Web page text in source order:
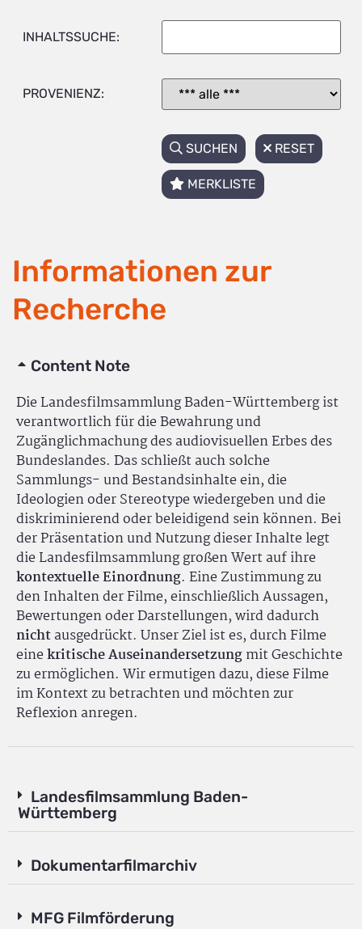
INHALTSSUCHE:
PROVENIENZ:
SUCHEN RESET
MERKLISTE
Informationen zur
Recherche
Content Note
Die Landesfilmsammlung Baden-Württemberg ist
verantwortlich für die Bewahrung und
Zugänglichmachung des audiovisuellen Erbes des
Bundeslandes. Das schließt auch solche
Sammlungs- und Bestandsinhalte ein, die
Ideologien oder Stereotype wiedergeben und die
diskriminierend oder beleidigend sein können. Bei
der Präsentation und Nutzung dieser Inhalte legt
die Landesfilmsammlung großen Wert auf ihre
kontextuelle Einordnung. Eine Zustimmung zu
den Inhalten der Filme, einschließlich Aussagen,
Bewertungen oder Darstellungen, wird dadurch
nichtausgedrückt. Unser Ziel ist es, durch Filme
einekritische Auseinandersetzungmit Geschichte
zu ermöglichen. Wir ermutigen dazu, diese Filme
im Kontext zu betrachten und möchten zur
Reflexion anregen.
Landesfilmsammlung Baden-
Württemberg
Dokumentarfilmarchiv
MFG Filmförderung